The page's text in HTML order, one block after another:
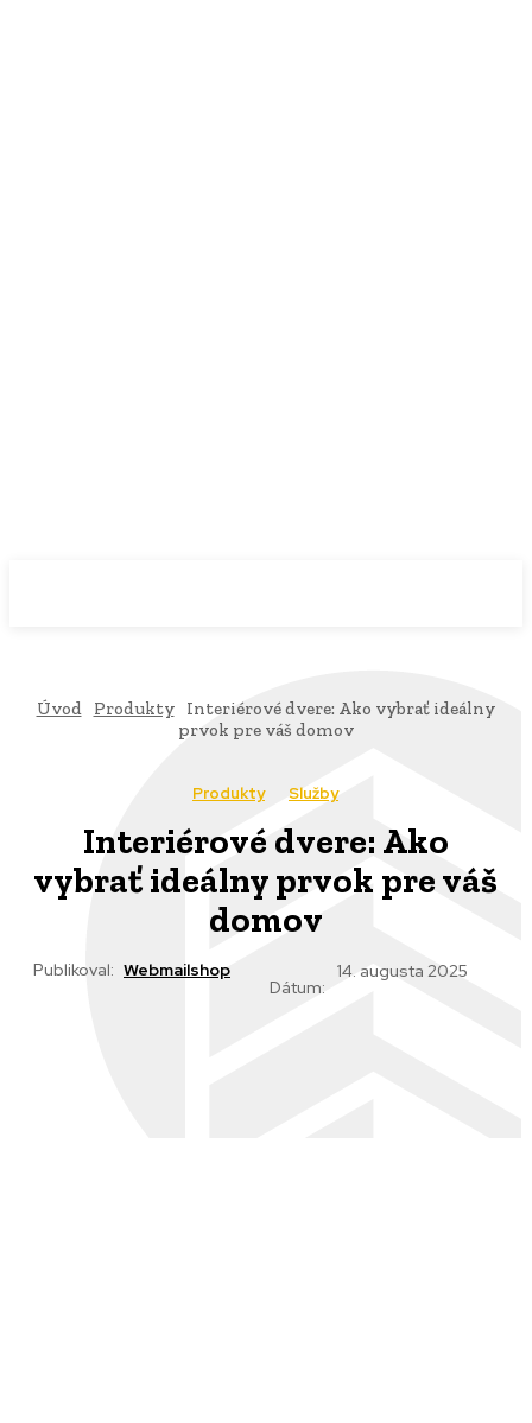
Úvod Produkty
Interiérové dvere: Ako vybrať ideálny
prvok pre váš domov
Produkty Služby
Interiérové dvere: Ako
vybrať ideálny prvok pre váš
domov
Publikoval: Webmailshop
Dátum:
14. augusta 2025